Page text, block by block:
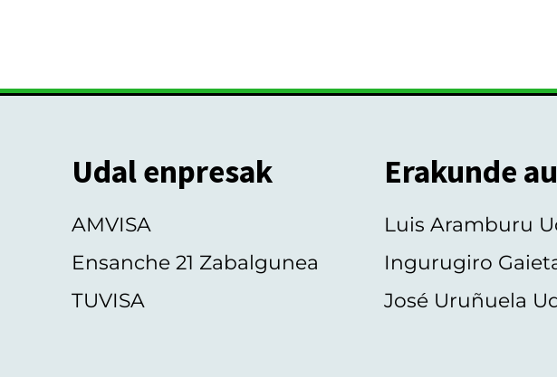
Udal enpresak
AMVISA
Ensanche 21 Zabalgunea
TUVISA
Erakunde
Luis Aramburu
Ingurugiro
José Uruñuela